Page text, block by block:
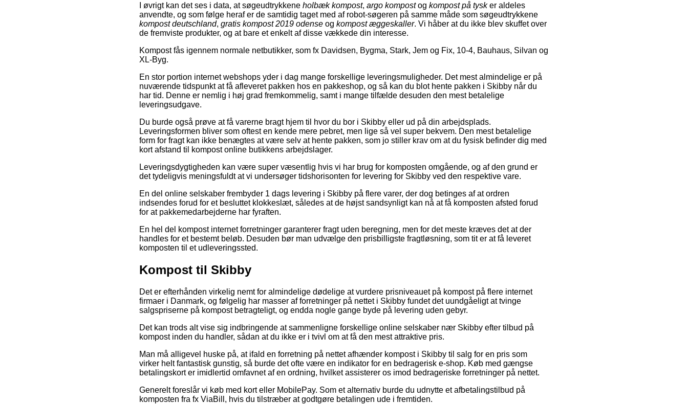
I øvrigt kan det ses i data, at søgeudtrykkene holbæk kompost, argo kompostog kompost på tysker aldeles
anvendte, og som følge heraf er de samtidig taget med af robot-søgeren på samme måde som søgeudtrykkene
kompost deutschland, gratis kompost 2019 odense og kompost æggeskaller. Vi håber at du ikke blev skuffet over
de fremviste produkter, og at bare et enkelt af disse vækkede din interesse.
Kompost fås igennem normale netbutikker, som fx Davidsen, Bygma, Stark, Jem og Fix, 10-4, Bauhaus, Silvan og
XL-Byg.
En stor portion internet webshops yder i dag mange forskellige leveringsmuligheder. Det mest almindelige er på
nuværende tidspunkt at få afleveret pakken hos en pakkeshop, og så kan du blot hente pakken i Skibby når du
har tid. Denne er nemlig i høj grad fremkommelig, samt i mange tilfælde desuden den mest betalelige
leveringsudgave.
Du burde også prøve at få varerne bragt hjem til hvor du bor i Skibby eller ud på din arbejdsplads.
Leveringsformen bliver som oftest en kende mere pebret, men lige så vel super bekvem. Den mest betalelige
form for fragt kan ikke benægtes at være selv at hente pakken, som jo stiller krav om at du fysisk befinder dig med
kort afstand til kompost online butikkens arbejdslager.
Leveringsdygtigheden kan være super væsentlig hvis vi har brug for komposten omgående, og af den grund er
det tydeligvis meningsfuldt at vi undersøger tidshorisonten for levering for Skibby ved den respektive vare.
En del online selskaber frembyder 1 dags levering i Skibby på flere varer, der dog betinges af at ordren
indsendes forud for et besluttet klokkeslæt, således at de højst sandsynligt kan nå at få komposten afsted forud
for at pakkemedarbejderne har fyraften.
En hel del kompost internet forretninger garanterer fragt uden beregning, men for det meste kræves det at der
handles for et bestemt beløb. Desuden bør man udvælge den prisbilligste fragtløsning, som tit er at få leveret
komposten til et udleveringssted.
Kompost til Skibby
Det er efterhånden virkelig nemt for almindelige dødelige at vurdere prisniveauet på kompost på flere internet
firmaer i Danmark, og følgelig har masser af forretninger på nettet i Skibby fundet det uundgåeligt at tvinge
salgspriserne på kompost betragteligt, og endda nogle gange byde på levering uden gebyr.
Det kan trods alt vise sig indbringende at sammenligne forskellige online selskaber nær Skibby efter tilbud på
kompost inden du handler, sådan at du ikke er i tvivl om at få den mest attraktive pris.
Man må alligevel huske på, at ifald en forretning på nettet afhænder kompost i Skibby til salg for en pris som
virker helt fantastisk gunstig, så burde det ofte være en indikator for en bedragerisk e-shop. Køb med gængse
betalingskort er imidlertid omfavnet af en ordning, hvilket assisterer os imod bedrageriske forretninger på nettet.
Generelt foreslår vi køb med kort eller MobilePay. Som et alternativ burde du udnytte et afbetalingstilbud på
komposten fra fx ViaBill, hvis du tilstræber at godtgøre betalingen ude i fremtiden.